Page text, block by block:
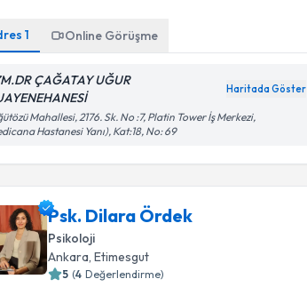
1 Online Görüşme
ÇAĞATAY UĞUR
Haritada Göster
Mahallesi, 2176. Sk. No :7, Platin Tower İş Merkezi,
Hastanesi Yanı), Kat:18, No: 69
Psk. Dilara Ördek
Psikoloji
Ankara , Etimesgut
5 (4 Değerlendirme)